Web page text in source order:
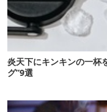
炎天下にキンキンの一杯
グ”9選